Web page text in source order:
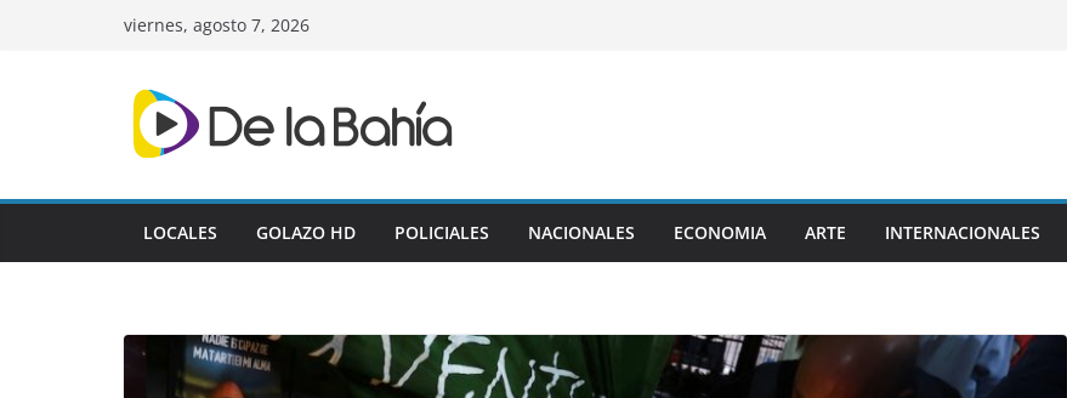
viernes, agosto 7, 2026
LOCALES GOLAZO HD POLICIALES NACIONALES ECONOMIA ARTE INTERNACIONALES